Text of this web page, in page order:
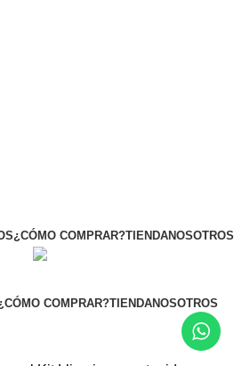
¿CÓMO COMPRAR?TIENDANOSOTROS
COMPRAR?TIENDANOSOTROS